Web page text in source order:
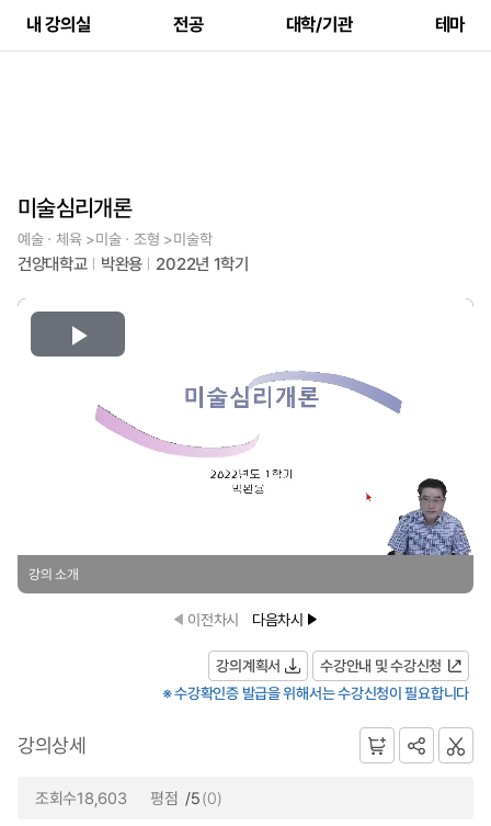
내 강의실 전공 대학/기관 테마
미술심리개론
예술ㆍ체육 >미술ㆍ조형 >미술학
건양대학교 박완용 2022년 1학기
Play
Video
강의 소개
이전차시 다음차시
강의계획서
수강안내 및 수강신청
※ 수강확인증 발급을 위해서는 수강신청이 필요합니다
강의상세
조회수18,603 평점 /5(0)